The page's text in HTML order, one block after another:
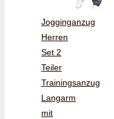
Jogginganzug
Herren
Set 2
Teiler
Trainingsanzug
Langarm
mit